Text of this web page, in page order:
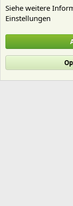
Cookies
R
Siehe weitere
Einstellungen